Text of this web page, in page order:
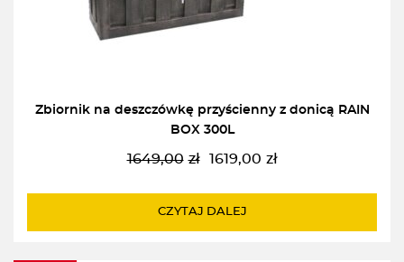
Zbiornik na deszczówkę przyścienny z donicą RAIN
BOX 300L
1649,00 zł
Pierwotna
wynosiła:
1619,00 zł
Aktualna
wynosi:
CZYTAJ DALEJ